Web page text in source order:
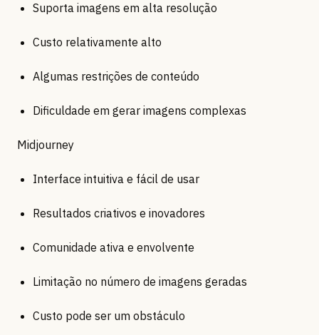
Suporta imagens em alta resolução
Custo relativamente alto
Algumas restrições de conteúdo
Dificuldade em gerar imagens complexas
Midjourney
Interface intuitiva e fácil de usar
Resultados criativos e inovadores
Comunidade ativa e envolvente
Limitação no número de imagens geradas
Custo pode ser um obstáculo